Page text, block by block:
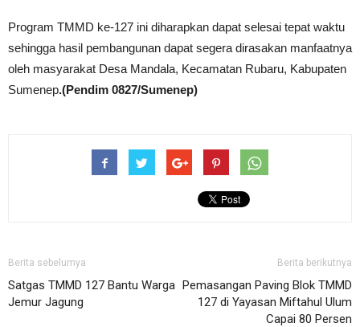
Program TMMD ke-127 ini diharapkan dapat selesai tepat waktu
sehingga hasil pembangunan dapat segera dirasakan manfaatnya
oleh masyarakat Desa Mandala, Kecamatan Rubaru, Kabupaten
Sumenep.(Pendim 0827/Sumenep)
Berita sebelumya
Satgas TMMD 127 Bantu Warga
Jemur Jagung
Berita berikutnya
Pemasangan Paving Blok TMMD
127 di Yayasan Miftahul Ulum
Capai 80 Persen